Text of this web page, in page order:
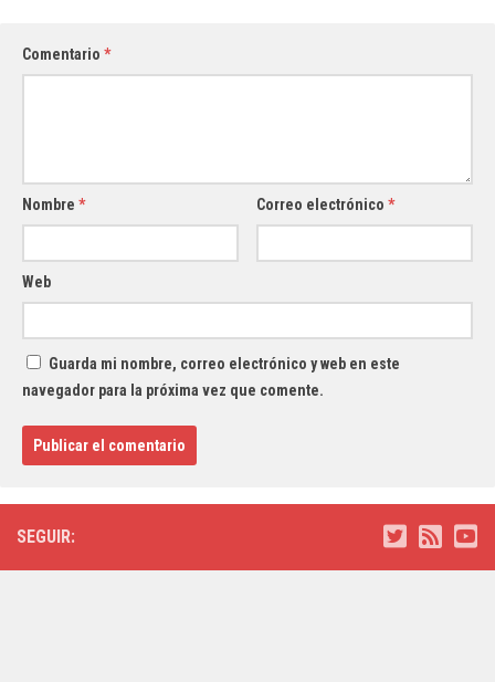
Comentario *
Nombre * Correo electrónico*
Web
Guarda mi nombre, correo electrónico y web en este
navegador para la próxima vez que comente.
SEGUIR: